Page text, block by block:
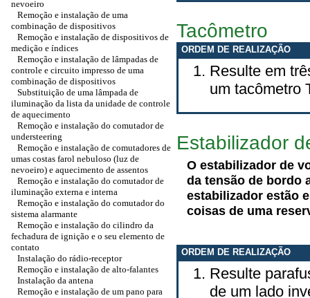
nevoeiro
Remoção e instalação de uma
combinação de dispositivos
Remoção e instalação de dispositivos de
medição e índices
Remoção e instalação de lâmpadas de
controle e circuito impresso de uma
combinação de dispositivos
Substituição de uma lâmpada de
iluminação da lista da unidade de controle
de aquecimento
Remoção e instalação do comutador de
understeering
Remoção e instalação de comutadores de
umas costas farol nebuloso (luz de
nevoeiro) e aquecimento de assentos
Remoção e instalação do comutador de
iluminação externa e interna
Remoção e instalação do comutador do
sistema alarmante
Remoção e instalação do cilindro da
fechadura de ignição e o seu elemento de
contato
Instalação do rádio-receptor
Remoção e instalação de alto-falantes
Instalação da antena
Remoção e instalação de um pano para
Tacômetro
ORDEM DE REALIZAÇÃO
Resulte em
um tacômetro
Estabilizador
O estabilizador de
da tensão de bordo
estabilizador estão
coisas de uma
ORDEM DE REALIZAÇÃO
Resulte
de um lado